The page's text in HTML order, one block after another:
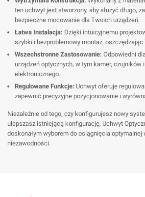
ten uchwyt jest stworzony, aby służyć długo,
bezpieczne mocowanie dla Twoich urządzeń.
Łatwa Instalacja: Dzięki intuicyjnemu
szybki i bezproblemowy montaż, oszczędzając
Wszechstronne Zastosowanie: Odpowiedni
urządzeń optycznych, w tym kamer, czujników
elektronicznego.
Regulowane Funkcje: Uchwyt oferuje
zapewnić precyzyjne pozycjonowanie i
Niezależnie od tego, czy konfigurujesz nowy
ulepszasz istniejącą konfigurację, Uchwyt
doskonałym wyborem do osiągnięcia optymalnej
niezawodności.